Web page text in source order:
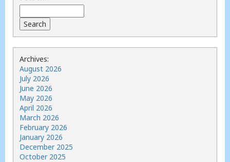
Archives:
August 2026
July 2026
June 2026
May 2026
April 2026
March 2026
February 2026
January 2026
December 2025
October 2025